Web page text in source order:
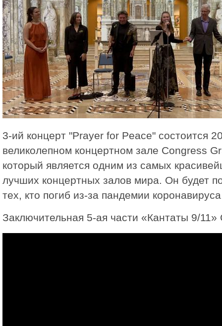
3-ий концерт "Prayer for Peace" состоится
великолепном концертном зале Congress
который является одним из самых
лучших концертных залов мира. Он будет
тех, кто погиб из-за пандемии
Заключительная 5-ая части «Кантаты 9/11»